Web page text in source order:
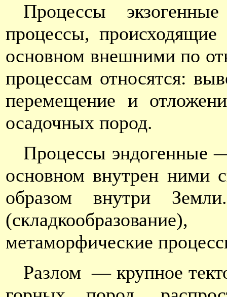
Процессы
процессы,
основном внешними по
процессам относятся:
перемещение и
осадочных пород.
Процессы эндогенные
основном внутрен ними
образом внутри
метаморфические
Разлом — крупное